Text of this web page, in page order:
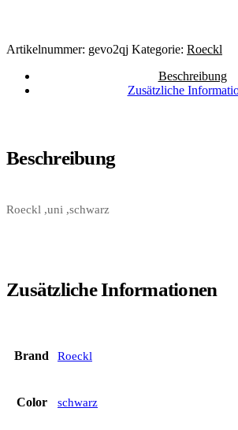
Artikelnummer: gevo2qj Kategorie: Roeckl
Beschreibung
Zusätzliche
Beschreibung
Roeckl ,uni ,schwarz
Zusätzliche Informationen
Brand Roeckl
Color schwarz